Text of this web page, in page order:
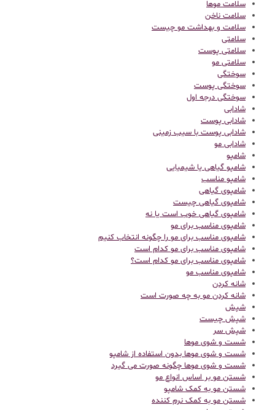
سلامت موها
سلامت ناخن
سلامت و بهداشت مو چیست
سلامتی
سلامتی پوست
سلامتی مو
سوختگی
سوختگی پوست
سوختگی درجه اول
شادابی
شادابی پوست
شادابی پوست با سیب زمینی
شادابی مو
شامپو
شامپو گیاهی یا شیمیایی
شامپو مناسب
شامپوی گیاهی
شامپوی گیاهی چیست
شامپوی گیاهی خوب است یا نه
شامپوی مناسب برای مو
شامپوی مناسب برای مو را چگونه انتخاب کنیم
شامپوی مناسب برای مو کدام است
شامپوی مناسب برای مو کدام است؟
شامپوی مناسب مو
شانه کردن
شانه کردن مو به چه صورت است
شپش
شپش چیست
شپش سر
شست و شوی موها
شست و شوی موها بدون استفاده از شامپو
شست و شوی موها چگونه صورت می گیرد
شستن مو بر اساس انواع مو
شستن مو به کمک شامپو
شستن مو به کمک نرم کننده